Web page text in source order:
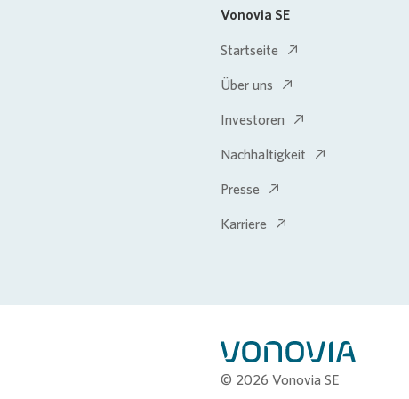
Vonovia SE
Startseite
Über uns
Investoren
Nachhaltigkeit
Presse
Karriere
© 2026 Vonovia SE